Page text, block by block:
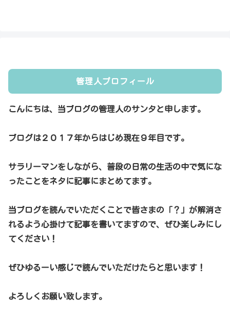
管理人プロフィール
こんにちは、当ブログの管理人のサンタと申します。
ブログは２０１７年からはじめ現在９年目です。
サラリーマンをしながら、普段の日常の生活の中で気にな
ったことをネタに記事にまとめてます。
当ブログを読んでいただくことで皆さまの「？」が解消さ
れるよう心掛けて記事を書いてますので、ぜひ楽しみにし
てください！
ぜひゆるーい感じで読んでいただけたらと思います！
よろしくお願い致します。